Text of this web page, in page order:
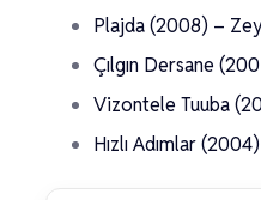
Plajda (2008) –
Çılgın Dersane
Vizontele Tuuba
Hızlı Adımlar